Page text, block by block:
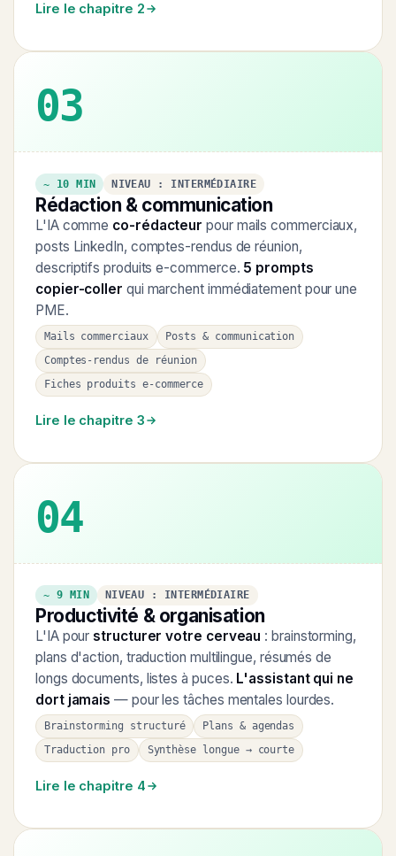
Lire le chapitre 2
03
~ 10 MIN NIVEAU : INTERMÉDIAIRE
Rédaction & communication
L'IA comme co-rédacteur pour mails commerciaux,
posts LinkedIn, comptes-rendus de réunion,
descriptifs produits e-commerce. 5 prompts
copier-coller qui marchent immédiatement pour une
PME.
Mails commerciaux
Posts & communication
Comptes-rendus de réunion
Fiches produits e-commerce
Lire le chapitre 3
04
~ 9 MIN NIVEAU : INTERMÉDIAIRE
Productivité & organisation
L'IA pour structurer votre cerveau : brainstorming,
plans d'action, traduction multilingue, résumés de
longs documents, listes à puces. L'assistant qui ne
dort jamais — pour les tâches mentales lourdes.
Brainstorming structuré
Plans & agendas
Traduction pro
Synthèse longue → courte
Lire le chapitre 4